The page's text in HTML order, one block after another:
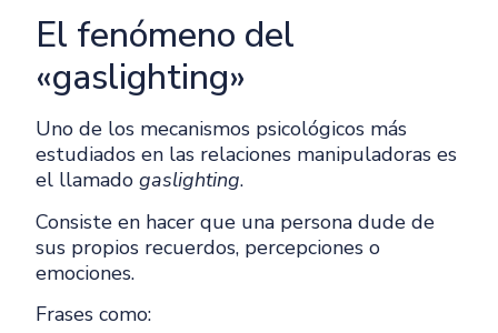
El fenómeno del
«gaslighting»
Uno de los mecanismos psicológicos más
estudiados en las relaciones manipuladoras es
el llamadogaslighting.
Consiste en hacer que una persona dude de
sus propios recuerdos, percepciones o
emociones.
Frases como: